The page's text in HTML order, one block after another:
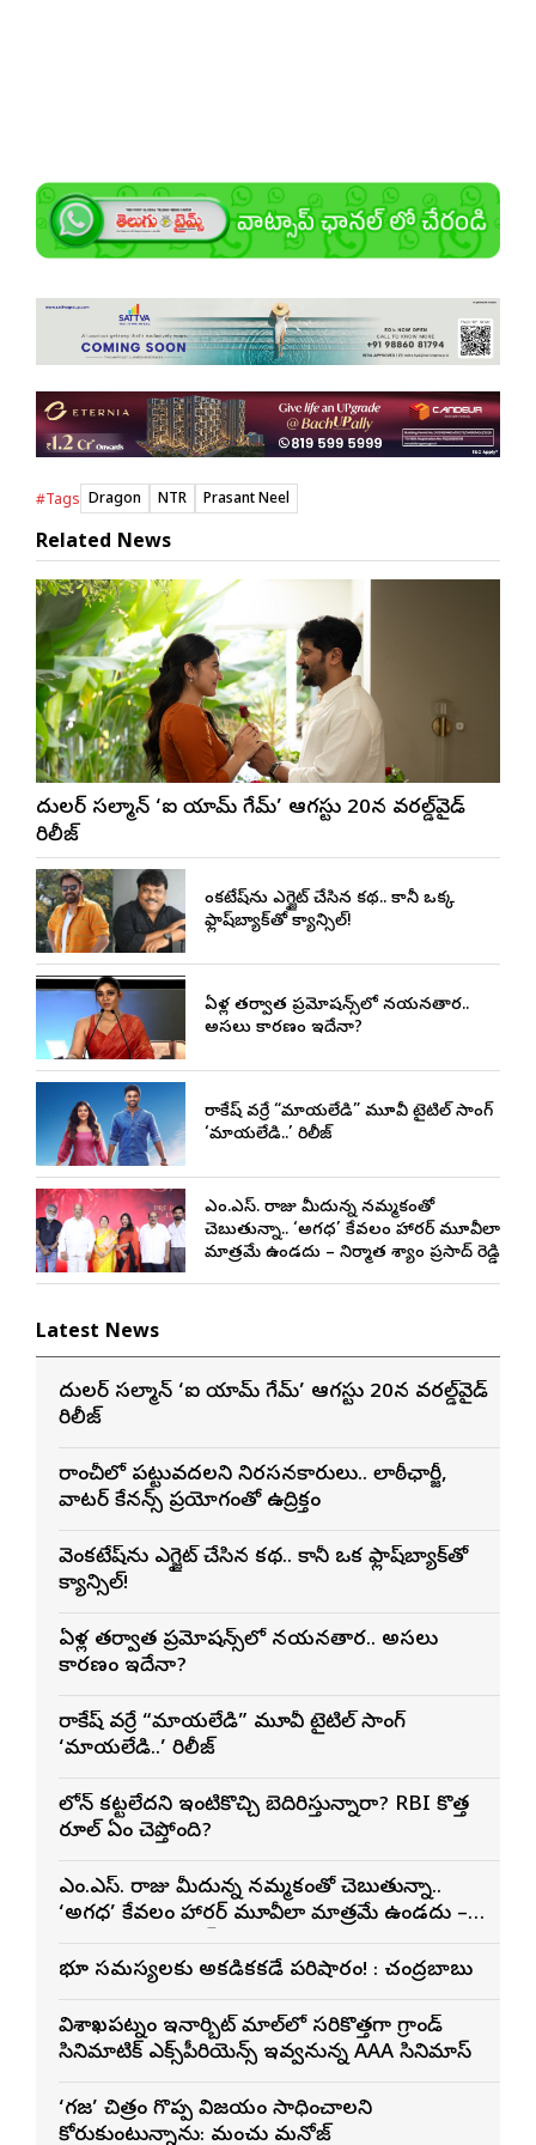
#Tags Dragon NTR Prasant Neel
Related News
దుల్కర్ సల్మాన్ ‘ఐ యామ్ గేమ్’ ఆగస్టు 20న వరల్డ్‌వైడ్
రిలీజ్
వెంకటేష్‌ను ఎగ్జైట్ చేసిన కథ.. కానీ ఒక్క
ఫ్లాష్‌బ్యాక్‌తో క్యాన్సిల్!
ఏళ్ల తర్వాత ప్రమోషన్స్‌లో నయనతార..
అసలు కారణం ఇదేనా?
రాకేష్ వర్రే “మాయలేడి” మూవీ టైటిల్ సాంగ్
‘మాయలేడి..’ రిలీజ్
ఎం.ఎస్. రాజు మీదున్న నమ్మకంతో
చెబుతున్నా.. ‘అగధ’ కేవలం హారర్ మూవీలా
మాత్రమే ఉండదు – నిర్మాత శ్యాం ప్రసాద్ రెడ్డి
Latest News
దుల్కర్ సల్మాన్ ‘ఐ యామ్ గేమ్’ ఆగస్టు 20న వరల్డ్‌వైడ్
రిలీజ్
రాంచీలో పట్టువదలని నిరసనకారులు.. లాఠీఛార్జీ,
వాటర్ కేనన్స్ ప్రయోగంతో ఉద్రిక్తం
వెంకటేష్‌ను ఎగ్జైట్ చేసిన కథ.. కానీ ఒక్క ఫ్లాష్‌బ్యాక్‌తో
క్యాన్సిల్!
ఏళ్ల తర్వాత ప్రమోషన్స్‌లో నయనతార.. అసలు
కారణం ఇదేనా?
రాకేష్ వర్రే “మాయలేడి” మూవీ టైటిల్ సాంగ్
‘మాయలేడి..’ రిలీజ్
లోన్ కట్టలేదని ఇంటికొచ్చి బెదిరిస్తున్నారా? RBI కొత్త
రూల్ ఏం చెప్తోంది?
ఎం.ఎస్. రాజు మీదున్న నమ్మకంతో చెబుతున్నా..
‘అగధ’ కేవలం హారర్ మూవీలా మాత్రమే ఉండదు –
భూ సమస్యలకు అక్కడికక్కడే పరిష్కారం! : చంద్రబాబు
విశాఖ‌పట్నం ఇనార్బిట్ మాల్‌లో స‌రికొత్తగా గ్రాండ్
సినిమాటిక్ ఎక్స్‌పీరియెన్స్ ఇవ్వ‌నున్న AAA సినిమాస్‌
‘గజ’ చిత్రం గొప్ప విజయం సాధించాలని
కోరుకుంటున్నాను: మంచు మనోజ్